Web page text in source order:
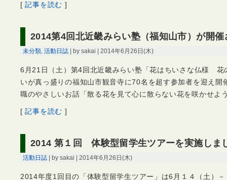
[記事を読む ]
2014第4回北近畿みらい塾（福知山市）が開催
未分類, 活動日誌 | by sakai | 2014年6月26日(木)
6月21日（土）第4回北近畿みらい塾「花はちいさな仏様 花
いが真っ盛りの福知山市観音寺に70名を超す参加者を迎え開
職のやさしいお話「散る花を見て心に散らない花を咲かせよ
[記事を読む ]
2014 第１回 体験型留学生ツアーを実施しま
活動日誌 | by sakai | 2014年6月26日(木)
2014年度1回目の「体験型留学生ツアー」は6月１４（土）